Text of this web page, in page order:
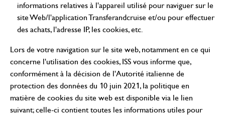
informations relatives à l'appareil utilisé pour naviguer sur le
site Web/l'application Transferandcruise et/ou pour effectuer
des achats, l'adresse IP, les cookies, etc.
Lors de votre navigation sur le site web, notamment en ce qui
concerne l'utilisation des cookies, ISS vous informe que,
conformément à la décision de l'Autorité italienne de
protection des données du 10 juin 2021, la politique en
matière de cookies du site web est disponible via le lien
suivant; celle-ci contient toutes les informations utiles pour